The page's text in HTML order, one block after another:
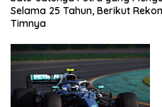
Selama 25 Tahun, Berikut
Timnya